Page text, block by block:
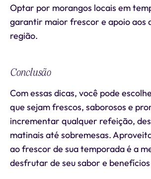
Optar por morangos locais em
garantir maior frescor e apoio aos
região.
Conclusão
Com essas dicas, você pode
que sejam frescos, saborosos e
incrementar qualquer refeição,
matinais até sobremesas.
ao frescor de sua temporada é a
desfrutar de seu sabor e